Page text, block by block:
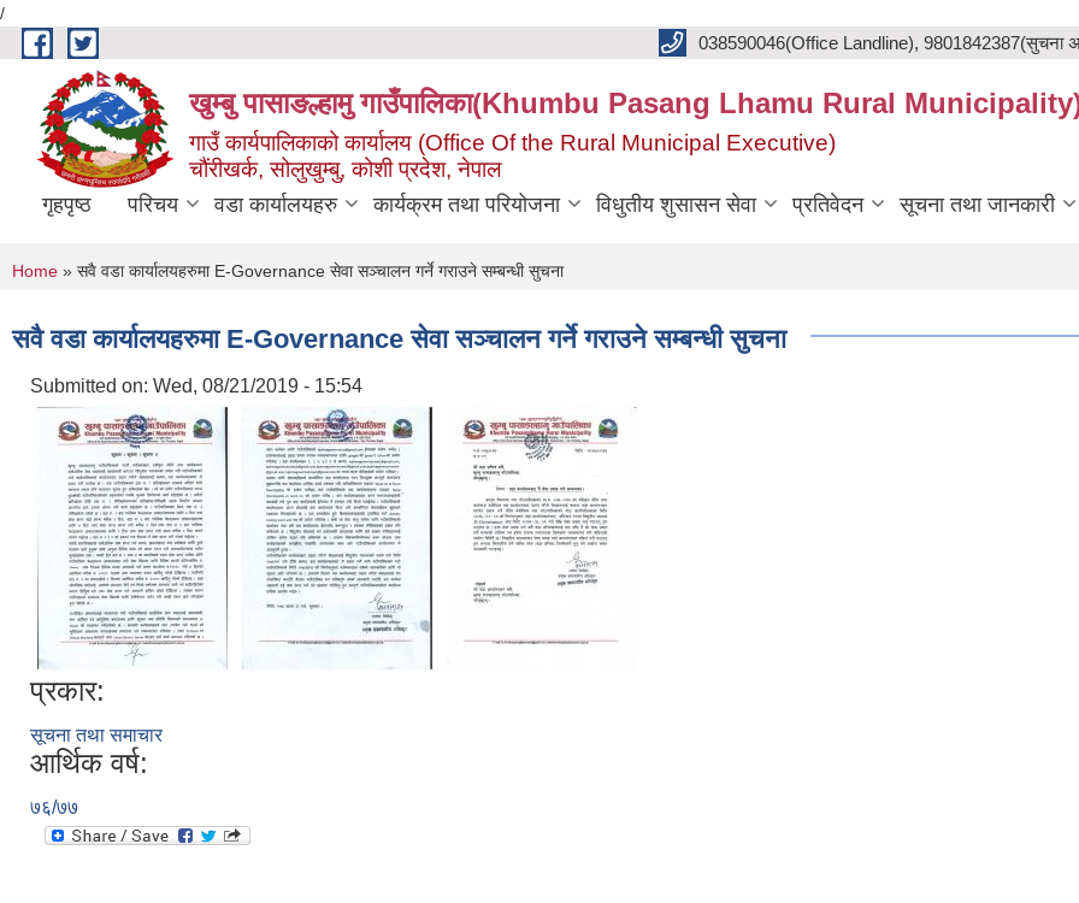
/
Skip to main content
038590046(Office Landline), 9801842387(सुचना
खुम्बु पासाङल्हामु गाउँपालिका(Khumbu Pasang Lhamu Rural
गाउँ कार्यपालिकाको कार्यालय (Office Of the Rural Municipal Executive)
चौंरीखर्क, सोलुखुम्बु, कोशी प्रदेश, नेपाल
गृहपृष्ठ परिचय वडा कार्यालयहरु कार्यक्रम तथा परियोजना विधुतीय शुसासन सेवा प्रतिवेदन सूचना तथा जानकारी
You are here
Home » सवै वडा कार्यालयहरुमा E-Governance सेवा सञ्चालन गर्ने गराउने सम्बन्धी सुचना
सवै वडा कार्यालयहरुमा E-Governance सेवा सञ्चालन गर्ने गराउने सम्बन्धी सुचना
Submitted on: Wed, 08/21/2019 - 15:54
प्रकार:
सूचना तथा समाचार
आर्थिक वर्ष:
७६/७७